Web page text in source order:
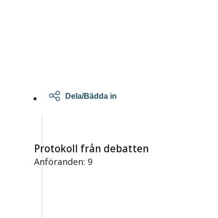
Dela/Bädda in
Protokoll från debatten
Anföranden: 9